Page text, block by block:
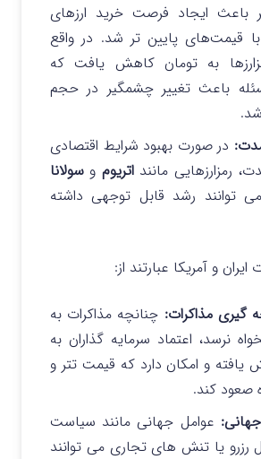
باعث ایجاد فرصت خرید ارزهای
قیمت‌های پایین تر شد. در واقع
به تومان کاهش یافت که
باعث تغییر چشمگیر در حجم
در صورت بهبود شرایط اقتصادی
رمزارزهایی ماننداتریوم و سولانا
توانند رشد قابل توجهی داشته
و آمریکا عبارتند از:
گیری مذاکرات: چنانچه مذاکرات به
نرسد، اعتماد سرمایه گذاران به
یافته و امکان دارد که قیمت تتر و
صعود کند.
عوامل جهانی مانند سیاست‌
رزرو یا تنش‌ های تجاری می‌ توانند